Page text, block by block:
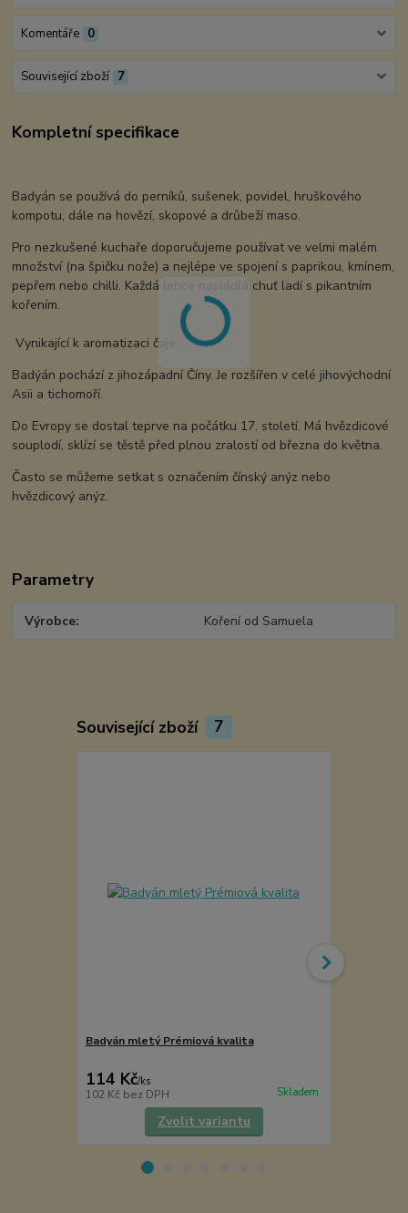
Komentáře 0
Související zboží 7
Kompletní specifikace
Badyán se používá do perníků, sušenek, povidel, hruškového
kompotu, dále na hovězí, skopové a drůbeží maso.
Pro nezkušené kuchaře doporučujeme používat ve velmi malém
množství (na špičku nože) a nejlépe ve spojení s paprikou, kmínem,
pepřem nebo chilli. Každá lehce nasládlá chuť ladí s pikantním
kořením.
Vynikající k aromatizaci čaje.
Badýán pochází z jihozápadní Číny. Je rozšířen v celé jihovýchodní
Asii a tichomoří.
Do Evropy se dostal teprve na počátku 17. století. Má hvězdicové
souplodí, sklízí se těstě před plnou zralostí od března do května.
Často se můžeme setkat s označením čínský anýz nebo
hvězdicový anýz.
Parametry
Výrobce Koření od Samuela
Související zboží 7
Badyán mletý Prémiová kvalita
114 Kč/ks
102 Kč bez DPH Skladem
Zvolit variantu